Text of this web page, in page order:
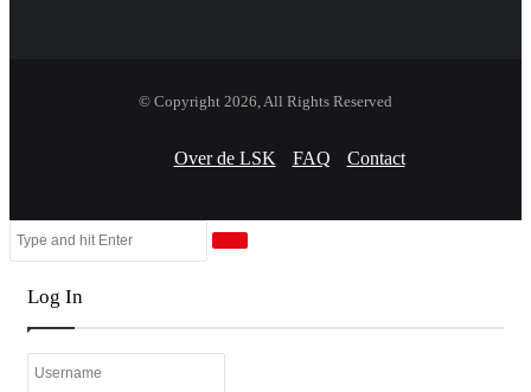
© Copyright 2026, All Rights Reserved
Over de LSK FAQ Contact
Search
Log In